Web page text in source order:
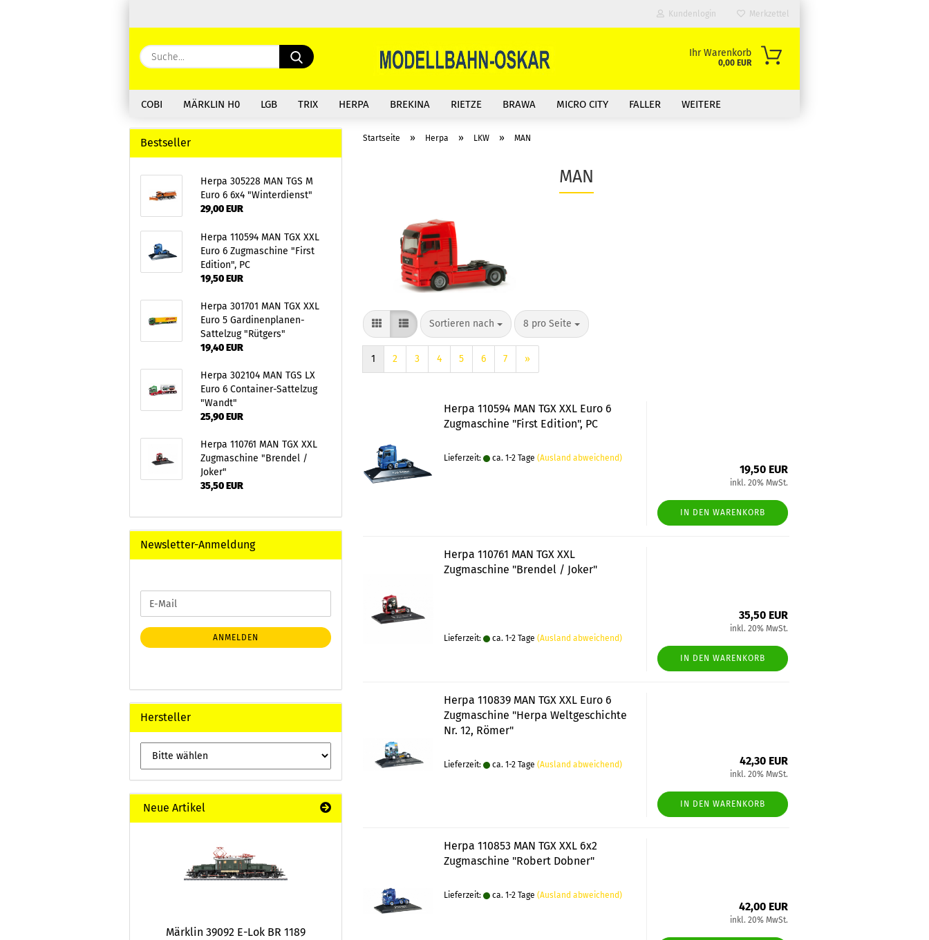
Kundenlogin
E-Mail
Merkzettel
Suche... Ihr Warenkorb
0,00 EUR
COBI MÄRKLIN H0 LGB TRIX HERPA BREKINA RIETZE BRAWA MICRO CITY FALLER WEITERE
Startseite » Herpa » LKW » MAN
MAN
Sortieren nach
Sortieren nach 8 pro Seite
pro Seite
1 2 3 4 5 6 7 »
Herpa 110594 MAN TGX XXL Euro 6
Zugmaschine "First Edition", PC
Lieferzeit: ca. 1-2 Tage (Ausland abweichend)
19,50 EUR
inkl. 20% MwSt.
IN DEN WARENKORB
Herpa 110761 MAN TGX XXL
Zugmaschine "Brendel / Joker"
Lieferzeit: ca. 1-2 Tage (Ausland abweichend)
35,50 EUR
inkl. 20% MwSt.
IN DEN WARENKORB
Herpa 110839 MAN TGX XXL Euro 6
Zugmaschine "Herpa Weltgeschichte
Nr. 12, Römer"
Lieferzeit: ca. 1-2 Tage (Ausland abweichend) 42,30 EUR
inkl. 20% MwSt.
IN DEN WARENKORB
Herpa 110853 MAN TGX XXL 6x2
Zugmaschine "Robert Dobner"
Lieferzeit: ca. 1-2 Tage (Ausland abweichend)
42,00 EUR
inkl. 20% MwSt.
Bestseller
Herpa 305228 MAN TGS M
Euro 6 6x4 "Winterdienst"
29,00 EUR
Herpa 110594 MAN TGX XXL
Euro 6 Zugmaschine "First
Edition", PC
19,50 EUR
Herpa 301701 MAN TGX XXL
Euro 5 Gardinenplanen-
Sattelzug "Rütgers"
19,40 EUR
Herpa 302104 MAN TGS LX
Euro 6 Container-Sattelzug
"Wandt"
25,90 EUR
Herpa 110761 MAN TGX XXL
Zugmaschine "Brendel /
Joker"
35,50 EUR
Newsletter-Anmeldung
ZUR
ANMELDUNG
E-
Mail
ANMELDEN
Hersteller
Neue Artikel
Märklin 39092 E-Lok BR 1189